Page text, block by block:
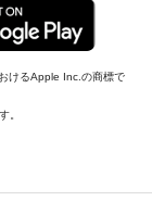
けるApple Inc.の商標で
。